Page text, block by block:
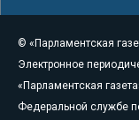
© «Парламентская
Электронное
«Парламентская
Федеральной службе